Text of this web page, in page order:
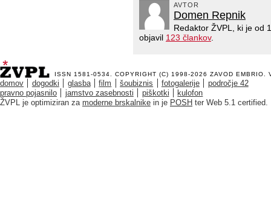
AVTOR
Domen Repnik
Redaktor ŽVPL, ki je od
objavil 123 člankov.
ISSN 1581-0534. COPYRIGHT (C) 1998-2026 ZAVOD EMBRIO .
domov dogodki glasba film šoubiznis fotogalerije
področje 42
pravno pojasnilo
jamstvo zasebnosti piškotki
kulofon
ŽVPL je optimiziran za moderne brskalnike in je POSH ter Web 5.1 certified.